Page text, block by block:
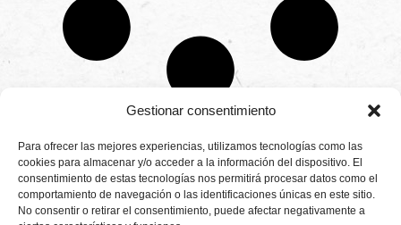
Gestionar consentimiento
Para ofrecer las mejores experiencias, utilizamos tecnologías como las
cookies para almacenar y/o acceder a la información del dispositivo. El
consentimiento de estas tecnologías nos permitirá procesar datos como el
comportamiento de navegación o las identificaciones únicas en este sitio.
No consentir o retirar el consentimiento, puede afectar negativamente a
Productores
de
fresas,
frambuesas,
CONTÁCTANOS
Camino de
Montemayor s/n
21800 Moguer.
Huelva ESPAÑA.
Aviso legal
Política de
privacidad
Canal de denuncias